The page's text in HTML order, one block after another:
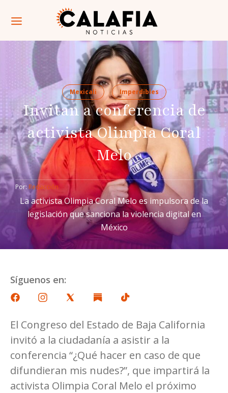
Mexicali Imperdibles
Invitan a conferencia de
activista Olimpia Coral
Melo
Por: Redacción
La activista Olimpia Coral Melo es impulsora de la
legislación que sanciona la violencia digital en
México
Síguenos en:
El Congreso del Estado de Baja California
invitó a la ciudadanía a asistir a la
conferencia “¿Qué hacer en caso de que
difundieran mis nudes?”, que impartirá la
activista Olimpia Coral Melo el próximo